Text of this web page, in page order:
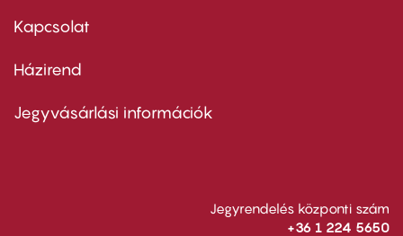
firstKapcsolat
Footer
second
Házirend
Jegyvásárlási információk
Jegyrendelés központi szám
+36 1 224 5650